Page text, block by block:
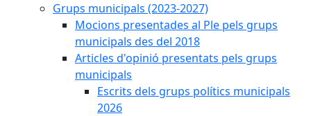
Grups municipals (2023-2027)
Mocions presentades al Ple pels grups
municipals des del 2018
Articles d'opinió presentats pels grups
municipals
Escrits dels grups polítics municipals
2026